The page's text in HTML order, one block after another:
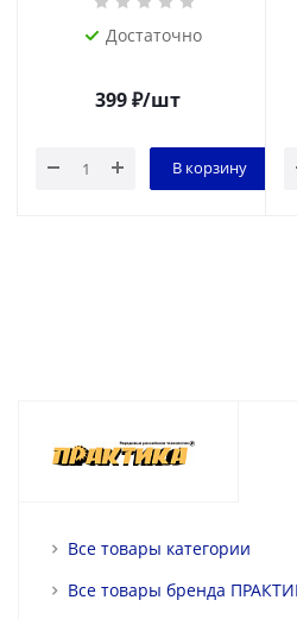
Достаточно
399₽/шт
В корзину
Все товары категории
Все товары бренда